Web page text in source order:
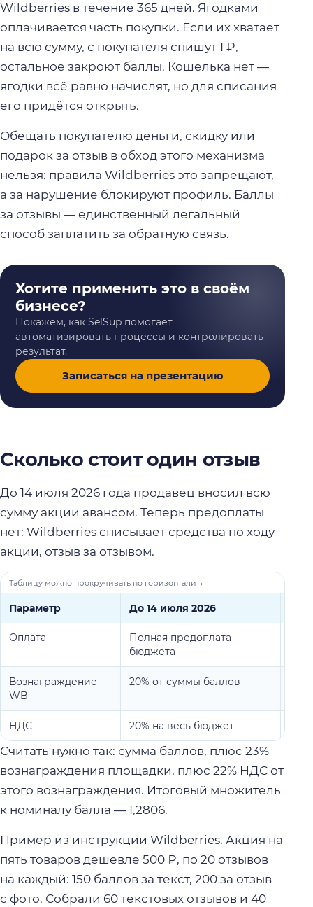
Wildberries в течение 365 дней. Ягодками
оплачивается часть покупки. Если их хватает
на всю сумму, с покупателя спишут 1 ₽,
остальное закроют баллы. Кошелька нет —
ягодки всё равно начислят, но для списания
его придётся открыть.
Обещать покупателю деньги, скидку или
подарок за отзыв в обход этого механизма
нельзя: правила Wildberries это запрещают,
а за нарушение блокируют профиль. Баллы
за отзывы — единственный легальный
способ заплатить за обратную связь.
Хотите применить это в своём
бизнесе?
Покажем, как SelSup помогает
автоматизировать процессы и контролировать
результат.
Записаться на презентацию
Сколько стоит один отзыв
До 14 июля 2026 года продавец вносил всю
сумму акции авансом. Теперь предоплаты
нет: Wildberries списывает средства по ходу
акции, отзыв за отзывом.
Параметр До 14 июля 2026
Оплата
Полная предоплата
бюджета
Вознаграждение
WB
20% от суммы баллов
НДС 20% на весь бюджет
Считать нужно так: сумма баллов, плюс 23%
вознаграждения площадки, плюс 22% НДС от
этого вознаграждения. Итоговый множитель
к номиналу балла — 1,2806.
Пример из инструкции Wildberries. Акция на
пять товаров дешевле 500 ₽, по 20 отзывов
на каждый: 150 баллов за текст, 200 за отзыв
с фото. Собрали 60 текстовых отзывов и 40